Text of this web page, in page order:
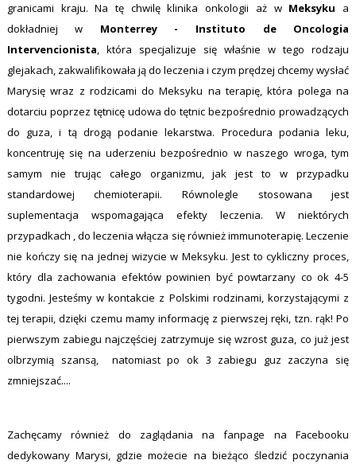
granicami kraju. Na tę chwilę klinika onkologii aż w Meksyku a
dokładniej w Monterrey - Instituto de Oncologia
Intervencionista, która specjalizuje się właśnie w tego rodzaju
glejakach, zakwalifikowała ją do leczenia i czym prędzej chcemy wysłać
Marysię wraz z rodzicami do Meksyku na terapię, która polega na
dotarciu poprzez tętnicę udowa do tętnic bezpośrednio prowadzących
do guza, i tą drogą podanie lekarstwa. Procedura podania leku,
koncentruję się na uderzeniu bezpośrednio w naszego wroga, tym
samym nie trując całego organizmu, jak jest to w przypadku
standardowej chemioterapii. Równolegle stosowana jest
suplementacja wspomagająca efekty leczenia. W niektórych
przypadkach , do leczenia włącza się również immunoterapię. Leczenie
nie kończy się na jednej wizycie w Meksyku. Jest to cykliczny proces,
który dla zachowania efektów powinien być powtarzany co ok 4-5
tygodni. Jesteśmy w kontakcie z Polskimi rodzinami, korzystającymi z
tej terapii, dzięki czemu mamy informację z pierwszej ręki, tzn. rąk! Po
pierwszym zabiegu najczęściej zatrzymuje się wzrost guza, co już jest
olbrzymią szansą, natomiast po ok 3 zabiegu guz zaczyna się
zmniejszać....
Zachęcamy również do zaglądania na fanpage na Facebooku
dedykowany Marysi, gdzie możecie na bieżąco śledzić poczynania